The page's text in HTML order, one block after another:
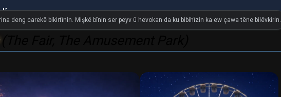
deng carekê bikirtînin. Mişkê bînin ser peyv û hevokan da ku bibihîzin ka ew çawa têne bilêvkirin.